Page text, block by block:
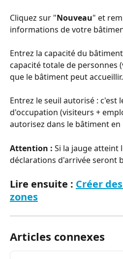
Cliquez sur "Nouveau" et
informations de votre
Entrez la capacité du
capacité totale de personnes
que le bâtiment peut accueillir.
Entrez le seuil autorisé : c'est
d'occupation (visiteurs +
autorisez dans le bâtiment en
Attention : Si la jauge atteint
déclarations d'arrivée seront
Lire ensuite : Créer
zones
Articles connexes